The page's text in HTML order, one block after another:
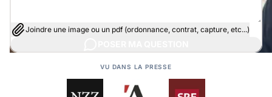
Joindre une image ou un pdf (ordonnance, contrat, capture, etc...)
VU DANS LA PRESSE